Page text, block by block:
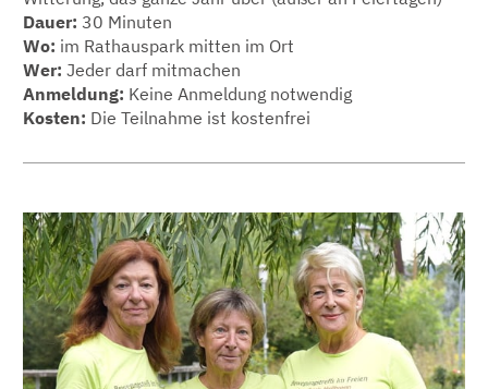
Dauer: 30 Minuten
Wo: im Rathauspark mitten im Ort
Wer: Jeder darf mitmachen
Anmeldung: Keine Anmeldung notwendig
Kosten: Die Teilnahme ist kostenfrei